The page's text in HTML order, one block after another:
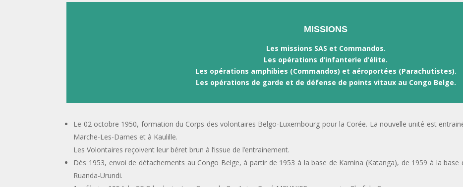
MISSIONS
Les missions SAS et Commandos.
Les opérations d’infanterie d’élite.
Les opérations amphibies (Commandos) et aéroportées (Parachutistes).
Les opérations de garde et de défense de points vitaux au Congo Belge.
Le 02 octobre 1950, formation du Corps des volontaires Belgo-Luxembourg pour la Corée. La nouvelle unité est
Marche-Les-Dames et à Kaulille.
Les Volontaires reçoivent leur béret brun à l’issue de l’entrainement.
Dès 1953, envoi de détachements au Congo Belge, à partir de 1953 à la base de Kamina (Katanga), de 1959 à la
Ruanda-Urundi.